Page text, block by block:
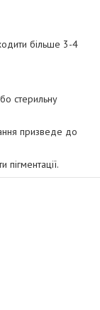
більше 3-4
стерильну
призведе до
пігментації.